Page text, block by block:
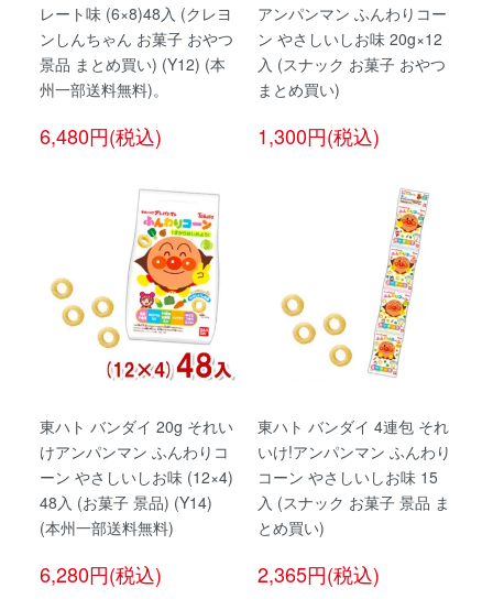
レート味 (6×8)48入 (クレヨ
ンしんちゃん お菓子 おやつ
景品 まとめ買い) (Y12) (本
州一部送料無料)。
6,480円(税込)
アンパンマン ふんわりコー
ン やさしいしお味 20g×12
入 (スナック お菓子 おやつ
まとめ買い)
1,300円(税込)
東ハト バンダイ 20g それい
けアンパンマン ふんわりコ
ーン やさしいしお味 (12×4)
48入 (お菓子 景品) (Y14)
(本州一部送料無料)
6,280円(税込)
東ハト バンダイ 4連包 それ
いけ!アンパンマン ふんわり
コーン やさしいしお味 15
入 (スナック お菓子 景品 ま
とめ買い)
2,365円(税込)